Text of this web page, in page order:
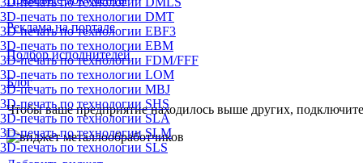
3D-печать по технологии DMT
3D-печать по технологии EBF3
3D-печать по технологии EBM
3D-печать по технологии FDM/FFF
3D-печать по технологии LOM
3D-печать по технологии MBJ
3D-печать по технологии SHS
3D-печать по технологии SLA
3D-печать по технологии SLM
3D-печать по технологии SLS
Реклама на портале
Подбор исполнителей
Блог
Чтобы ваше предприятие находилось выше других,